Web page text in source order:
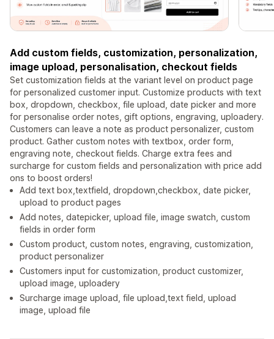
Add custom fields, customization, personalization,
image upload, personalisation, checkout fields
Set customization fields at the variant level on product page
for personalized customer input. Customize products with text
box, dropdown, checkbox, file upload, date picker and more
for personalise order notes, gift options, engraving, uploadery.
Customers can leave a note as product personalizer, custom
product. Gather custom notes with textbox, order form,
engraving note, checkout fields. Charge extra fees and
surcharge for custom fields and personalization with price add
ons to boost orders!
Add text box,textfield, dropdown,checkbox, date picker,
upload to product pages
Add notes, datepicker, upload file, image swatch, custom
fields in order form
Custom product, custom notes, engraving, customization,
product personalizer
Customers input for customization, product customizer,
upload image, uploadery
Surcharge image upload, file upload,text field, upload
image, upload file